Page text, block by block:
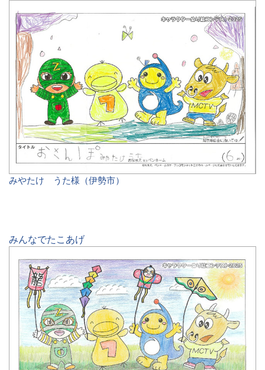
みやたけ うた様（伊勢市）
みんなでたこあげ